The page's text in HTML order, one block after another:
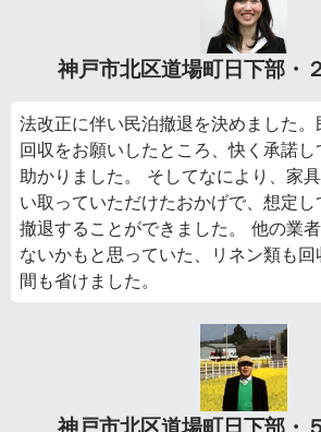
神戸市北区道場町日下部・
法改正に伴い民泊撤退を決めました。
回収をお願いしたところ、快く承諾
助かりました。 そしてなにより、家
い取っていただけたおかげで、想定し
撤退することができました。 他の業
ないかもと思っていた、リネン類も
間も省けました。
神戸市北区道場町日下部・